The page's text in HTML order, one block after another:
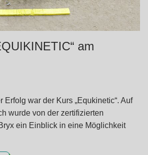
am
Erfolg war der Kurs „Equkinetic“. Auf
wurde von der zertifizierten
ein Einblick in eine Möglichkeit